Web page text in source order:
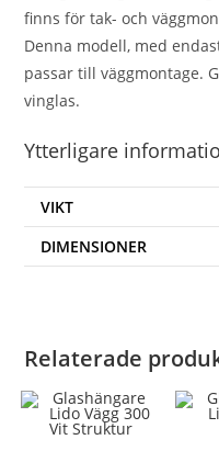
finns för tak- och
Denna modell, med
passar till väggmontage.
vinglas.
Ytterligare
VIKT
DIMENSIONER
Relaterade